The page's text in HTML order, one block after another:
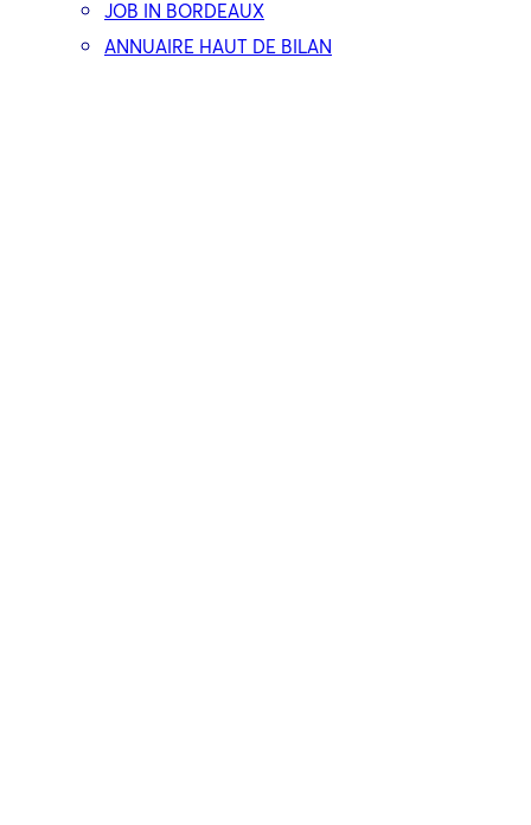
JOB IN BORDEAUX
ANNUAIRE HAUT DE BILAN